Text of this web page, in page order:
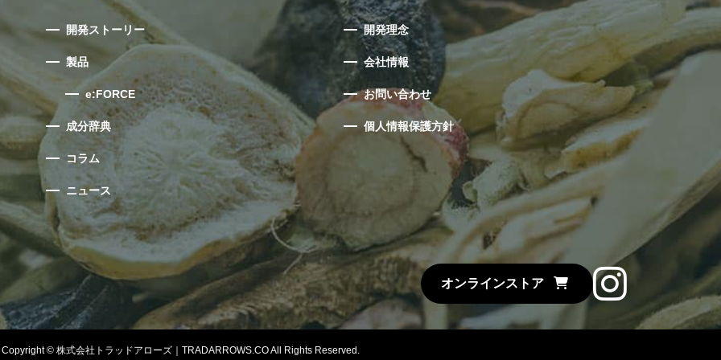
開発ストーリー
製品
e:FORCE
成分辞典
コラム
ニュース
開発理念
会社情報
お問い合わせ
個人情報保護方針
オンラインストア
Instagram
Copyright © 株式会社トラッドアローズ｜TRADARROWS.CO All Rights Reserved.